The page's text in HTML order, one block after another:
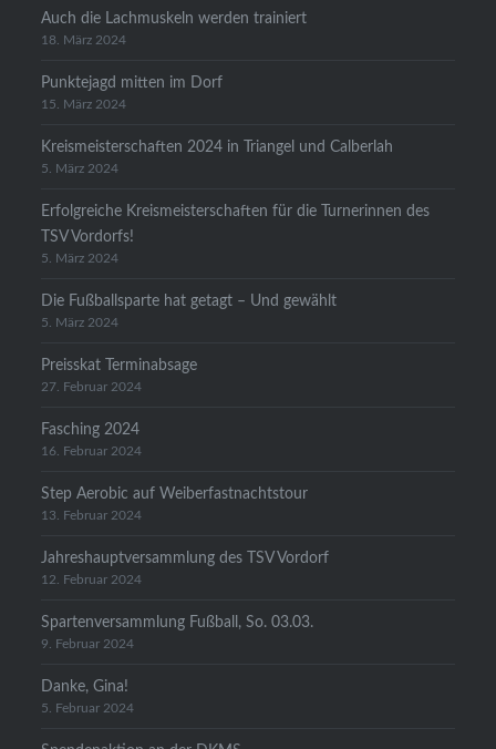
Auch die Lachmuskeln werden trainiert
18. März 2024
Punktejagd mitten im Dorf
15. März 2024
Kreismeisterschaften 2024 in Triangel und Calberlah
5. März 2024
Erfolgreiche Kreismeisterschaften für die Turnerinnen des
TSV Vordorfs!
5. März 2024
Die Fußballsparte hat getagt – Und gewählt
5. März 2024
Preisskat Terminabsage
27. Februar 2024
Fasching 2024
16. Februar 2024
Step Aerobic auf Weiberfastnachtstour
13. Februar 2024
Jahreshauptversammlung des TSV Vordorf
12. Februar 2024
Spartenversammlung Fußball, So. 03.03.
9. Februar 2024
Danke, Gina!
5. Februar 2024